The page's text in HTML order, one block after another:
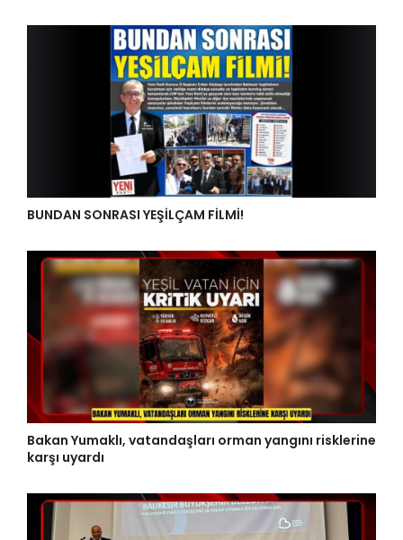
BUNDAN SONRASI YEŞİLÇAM FİLMİ!
Bakan Yumaklı, vatandaşları orman yangını risklerine
karşı uyardı